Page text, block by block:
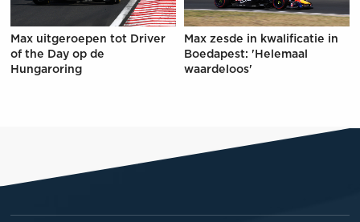
Max uitgeroepen tot Driver
of the Day op de
Hungaroring
Max zesde in kwalificatie in
Boedapest: 'Helemaal
waardeloos'